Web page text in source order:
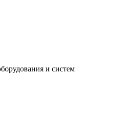
и систем